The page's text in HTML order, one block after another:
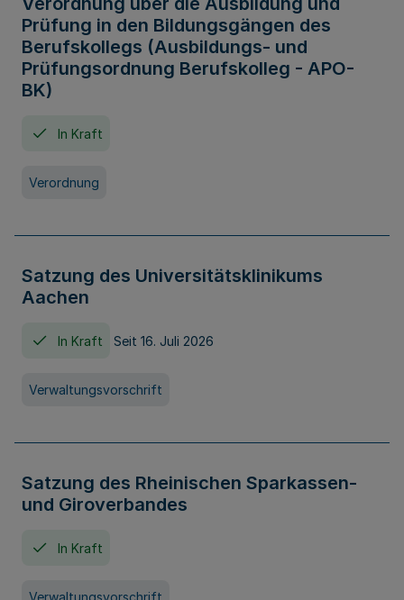
Prüfung in den Bildungsgängen des
Berufskollegs (Ausbildungs- und
Prüfungsordnung Berufskolleg - APO-
BK)
In Kraft
Verordnung
Satzung des Universitätsklinikums
Aachen
In Kraft Seit 16. Juli 2026
Verwaltungsvorschrift
Satzung des Rheinischen Sparkassen-
und Giroverbandes
In Kraft
Verwaltungsvorschrift